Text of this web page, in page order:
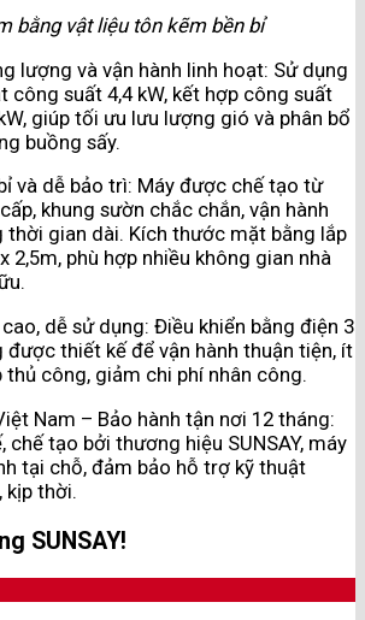
bằng vật liệu tôn kẽm bền bỉ
lượng và vận hành linh hoạt: Sử dụng
công suất 4,4 kW, kết hợp công suất
giúp tối ưu lưu lượng gió và phân bổ
buồng sấy.
và dễ bảo trì: Máy được chế tạo từ
khung sườn chắc chắn, vận hành
thời gian dài. Kích thước mặt bằng lắp
2,5m, phù hợp nhiều không gian nhà
dễ sử dụng: Điều khiển bằng điện 3
được thiết kế để vận hành thuận tiện, ít
thủ công, giảm chi phí nhân công.
Nam – Bảo hành tận nơi 12 tháng:
tạo bởi thương hiệu SUNSAY, máy
tại chỗ, đảm bảo hỗ trợ kỹ thuật
kịp thời.
SUNSAY!